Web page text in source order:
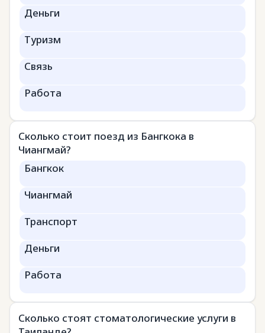
Деньги
Туризм
Связь
Работа
Сколько стоит поезд из Бангкока в
Чиангмай?
Бангкок
Чиангмай
Транспорт
Деньги
Работа
Сколько стоят стоматологические услуги в